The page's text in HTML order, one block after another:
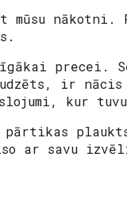
nākotni.
precei.
ir nācis
kur
ar savu